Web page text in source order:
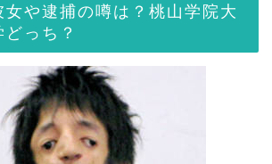
や逮捕の噂は？桃山学院大
っち？